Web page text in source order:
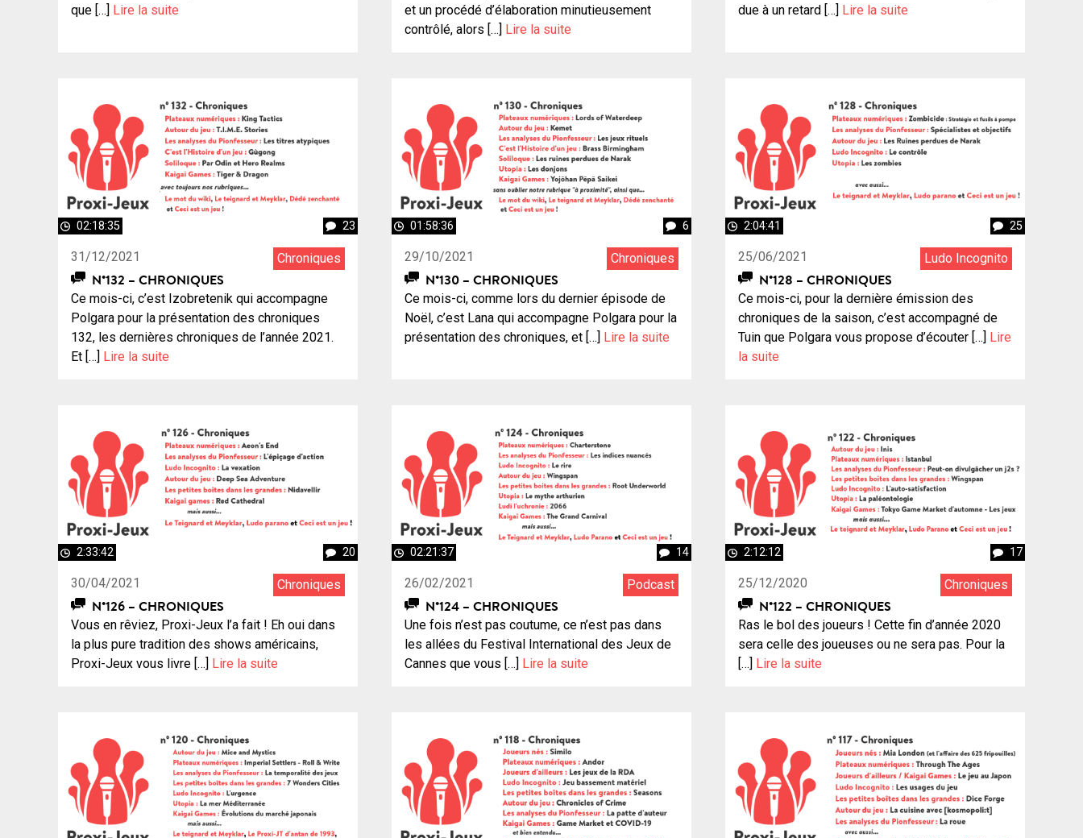
que […]
Lire la suite
et un procédé d’élaboration minutieusement
contrôlé, alors […]
Lire la suite
due à un retard […]
Lire la suite
02:18:35 23
31/12/2021 Chroniques
N°132 – CHRONIQUES
Ce mois-ci, c’est Izobretenik qui accompagne
Polgara pour la présentation des chroniques
132, les dernières chroniques de l’année 2021.
Et […] Lire la suite
01:58:36 6
29/10/2021 Chroniques
N°130 – CHRONIQUES
Ce mois-ci, comme lors du dernier épisode de
Noël, c’est Lana qui accompagne Polgara pour la
présentation des chroniques, et […] Lire la suite
2:04:41 25
25/06/2021 Ludo Incognito
N°128 – CHRONIQUES
Ce mois-ci, pour la dernière émission des
chroniques de la saison, c’est accompagné de
Tuin que Polgara vous propose d’écouter […] Lire
la suite
2:33:42 20
30/04/2021 Chroniques
N°126 – CHRONIQUES
Vous en rêviez, Proxi-Jeux l’a fait ! Eh oui dans
la plus pure tradition des shows américains,
Proxi-Jeux vous livre […]
Lire la suite
02:21:37 14
26/02/2021 Podcast
N°124 – CHRONIQUES
Une fois n’est pas coutume, ce n’est pas dans
les allées du Festival International des Jeux de
Cannes que vous […]
Lire la suite
2:12:12 17
25/12/2020 Chroniques
N°122 – CHRONIQUES
Ras le bol des joueurs ! Cette fin d’année 2020
sera celle des joueuses ou ne sera pas. Pour la
[…]
Lire la suite